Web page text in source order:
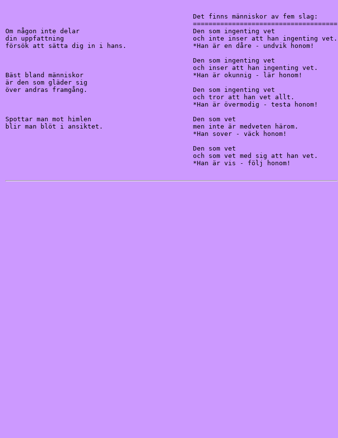
                                                Det finns människor av fem slag:
                                                =====================================
Om någon inte delar                             Den som ingenting vet
din uppfattning                                 och inte inser att han ingenting vet.
försök att sätta dig in i hans.                 *Han är en dåre - undvik honom!
                                                Den som ingenting vet
                                                och inser att han ingenting vet.
Bäst bland människor                            *Han är okunnig - lär honom!
är den som gläder sig
över andras framgång.                           Den som ingenting vet
                                                och tror att han vet allt.
                                                *Han är övermodig - testa honom!
Spottar man mot himlen                          Den som vet
blir man blöt i ansiktet.                       men inte är medveten härom.
                                                *Han sover - väck honom!
                                                Den som vet
                                                och som vet med sig att han vet.
                                                *Han är vis - följ honom!